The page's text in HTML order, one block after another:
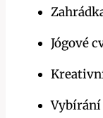
Jógové
Vybírání